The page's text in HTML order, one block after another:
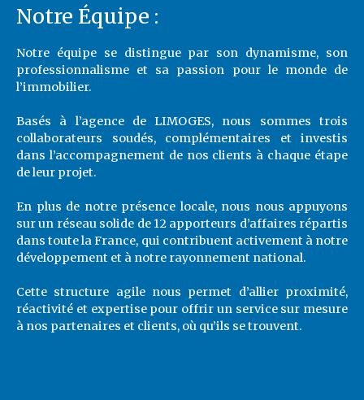
Notre Équipe :
Notre équipe se distingue par son dynamisme, son
professionnalisme et sa passion pour le monde de
l’immobilier.
Basés à l’agence de LIMOGES, nous sommes trois
collaborateurs soudés, complémentaires et investis
dans l’accompagnement de nos clients à chaque étape
de leur projet.
En plus de notre présence locale, nous nous appuyons
sur un réseau solide de 12 apporteurs d’affaires répartis
dans toute la France, qui contribuent activement à notre
développement et à notre rayonnement national.
Cette structure agile nous permet d’allier proximité,
réactivité et expertise pour offrir un service sur mesure
à nos partenaires et clients, où qu’ils se trouvent.